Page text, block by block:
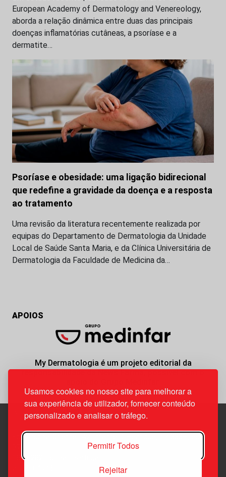
Usamos cookies no nosso site para melhorar a
sua experiência de utilizador, fornecer conteúdo
personalizado e analisar o tráfego.
Permitir Todos
Rejeitar
European Academy of Dermatology and Venereology,
aborda a relação dinâmica entre duas das principais
doenças inflamatórias cutâneas, a psoríase e a
dermatite…
Psoríase e obesidade: uma ligação bidirecional
que redefine a gravidade da doença e a resposta
ao tratamento
Uma revisão da literatura recentemente realizada por
equipas do Departamento de Dermatologia da Unidade
Local de Saúde Santa Maria, e da Clínica Universitária de
Dermatologia da Faculdade de Medicina da…
APOIOS
My Dermatologia é um projeto editorial da
responsabilidade da News Farma, possível com o
Edif. Lisboa Oriente | Av. Infante D. Henrique, n.º 333H, esc.
1800-282 Lisboa | Portugal